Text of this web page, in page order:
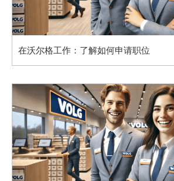
在沃尔格工作：了解如何申请职位